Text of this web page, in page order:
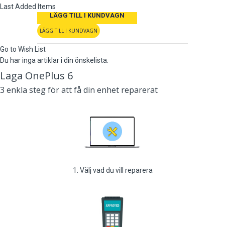
Last Added Items
LÄGG TILL I KUNDVAGN
LÄGG TILL I KUNDVAGN
Go to Wish List
Du har inga artiklar i din önskelista.
Laga OnePlus 6
3 enkla steg för att få din enhet reparerat
1. Välj vad du vill reparera